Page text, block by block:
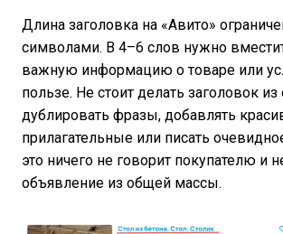
Длина заголовка на «Авито»
символами. В 4–6 слов нужно
важную информацию о товаре или
пользе. Не стоит делать заголовок из
дублировать фразы, добавлять
прилагательные или писать
это ничего не говорит покупателю и
объявление из общей массы.